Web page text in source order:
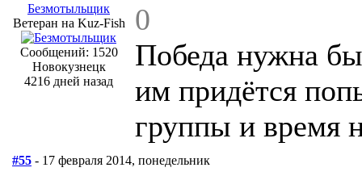
Безмотыльщик
Ветеран на Kuz-Fish
Сообщений: 1520
Новокузнецк
4216 дней назад
0
Победа нужна
им придётся
группы и время
#55 - 17 февраля 2014, понедельник